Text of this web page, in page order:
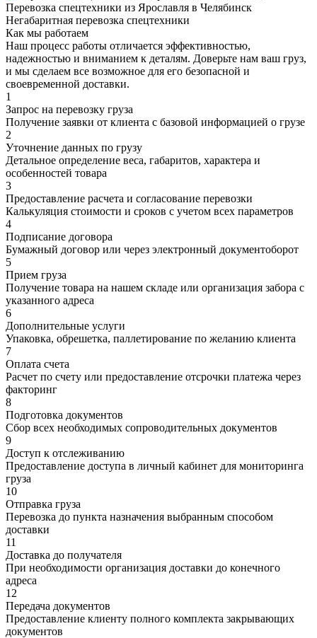
Перевозка спецтехники из Ярославля в Челябинск
Негабаритная перевозка спецтехники
Как мы работаем
Наш процесс работы отличается эффективностью,
надежностью и вниманием к деталям. Доверьте нам ваш груз,
и мы сделаем все возможное для его безопасной и
своевременной доставки.
1
Запрос на перевозку груза
Получение заявки от клиента с базовой информацией о грузе
2
Уточнение данных по грузу
Детальное определение веса, габаритов, характера и
особенностей товара
3
Предоставление расчета и согласование перевозки
Калькуляция стоимости и сроков с учетом всех параметров
4
Подписание договора
Бумажный договор или через электронный документоборот
5
Прием груза
Получение товара на нашем складе или организация забора с
указанного адреса
6
Дополнительные услуги
Упаковка, обрешетка, паллетирование по желанию клиента
7
Оплата счета
Расчет по счету или предоставление отсрочки платежа через
факторинг
8
Подготовка документов
Сбор всех необходимых сопроводительных документов
9
Доступ к отслеживанию
Предоставление доступа в личный кабинет для мониторинга
груза
10
Отправка груза
Перевозка до пункта назначения выбранным способом
доставки
11
Доставка до получателя
При необходимости организация доставки до конечного
адреса
12
Передача документов
Предоставление клиенту полного комплекта закрывающих
документов